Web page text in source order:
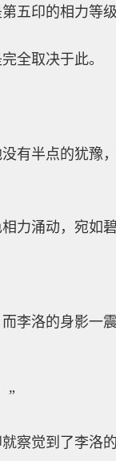
五印的相力等
全取决于此。
有半点的犹豫
力涌动，宛如
李洛的身影一
”
察觉到了李洛